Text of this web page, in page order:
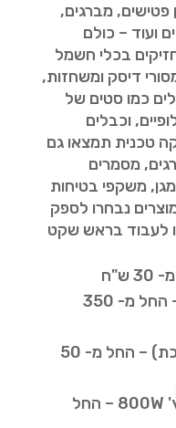
פטישים, מברגים,
ועוד – כולם
בכלי חשמל
דיסק ומשחזות,
כמו סטים של
וכבלים
טכנית תמצאו גם
מסמרים
משקפי בטיחות
נבחרו לספק
לעבוד בראש שקט
מברגה/מקדחה נטענת 18V – החל מ- 350
מסור ידני רב-שימושי (עץ/מתכת) – החל מ- 50
משחזת זווית (דיסק) 4.5 אינץ' 800W – החל